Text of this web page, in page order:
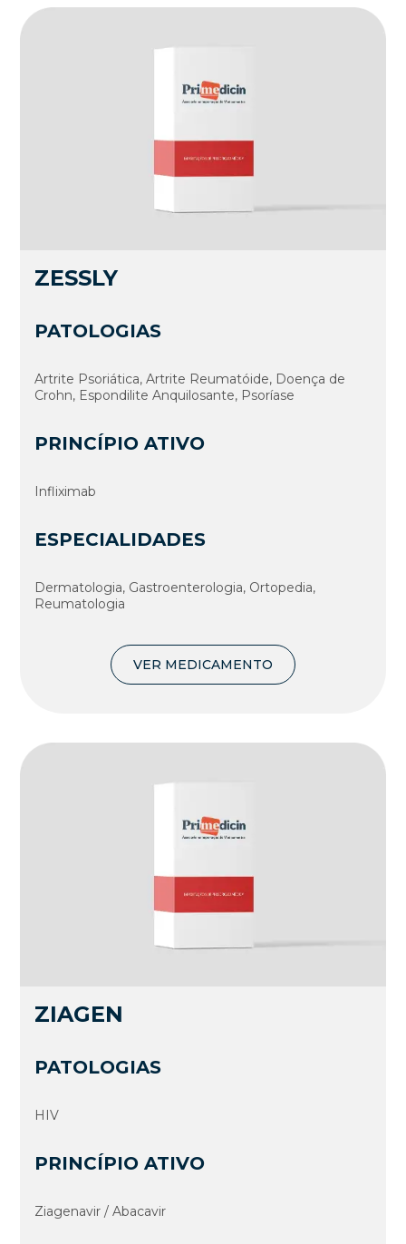
ZESSLY
PATOLOGIAS
Artrite Psoriática, Artrite Reumatóide, Doença de
Crohn, Espondilite Anquilosante, Psoríase
PRINCÍPIO ATIVO
Infliximab
ESPECIALIDADES
Dermatologia, Gastroenterologia, Ortopedia,
Reumatologia
VER MEDICAMENTO
ZIAGEN
PATOLOGIAS
HIV
PRINCÍPIO ATIVO
Ziagenavir / Abacavir